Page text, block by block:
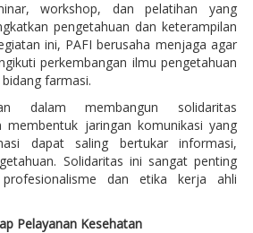
workshop, dan pelatihan yang
pengetahuan dan keterampilan
ini, PAFI berusaha menjaga agar
perkembangan ilmu pengetahuan
farmasi.
dalam membangun solidaritas
membentuk jaringan komunikasi yang
dapat saling bertukar informasi,
Solidaritas ini sangat penting
dan etika kerja ahli
Pelayanan Kesehatan